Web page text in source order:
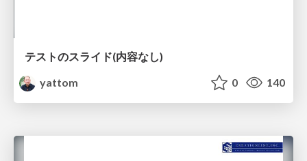
テストのスライド(内容なし)
yattom
0 140